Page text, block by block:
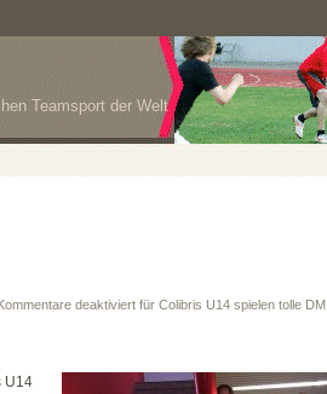
Teamsport der Welt
deaktiviert für Colibris U14 spielen tolle DM
U14